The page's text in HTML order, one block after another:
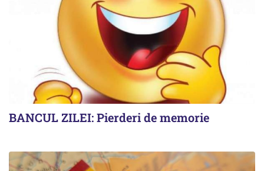
BANCUL ZILEI: Pierderi de memorie